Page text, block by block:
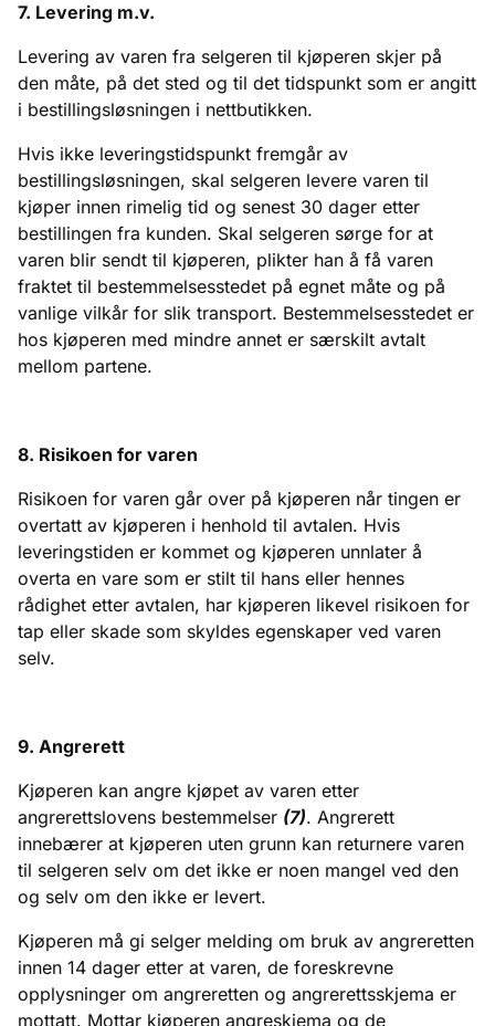
7. Levering m.v.
Levering av varen fra selgeren til kjøperen skjer på
den måte, på det sted og til det tidspunkt som er angitt
i bestillingsløsningen i nettbutikken.
Hvis ikke leveringstidspunkt fremgår av
bestillingsløsningen, skal selgeren levere varen til
kjøper innen rimelig tid og senest 30 dager etter
bestillingen fra kunden. Skal selgeren sørge for at
varen blir sendt til kjøperen, plikter han å få varen
fraktet til bestemmelsesstedet på egnet måte og på
vanlige vilkår for slik transport. Bestemmelsesstedet er
hos kjøperen med mindre annet er særskilt avtalt
mellom partene.
8. Risikoen for varen
Risikoen for varen går over på kjøperen når tingen er
overtatt av kjøperen i henhold til avtalen. Hvis
leveringstiden er kommet og kjøperen unnlater å
overta en vare som er stilt til hans eller hennes
rådighet etter avtalen, har kjøperen likevel risikoen for
tap eller skade som skyldes egenskaper ved varen
selv.
9. Angrerett
Kjøperen kan angre kjøpet av varen etter
angrerettslovens bestemmelser (7). Angrerett
innebærer at kjøperen uten grunn kan returnere varen
til selgeren selv om det ikke er noen mangel ved den
og selv om den ikke er levert.
Kjøperen må gi selger melding om bruk av angreretten
innen 14 dager etter at varen, de foreskrevne
opplysninger om angreretten og angrerettsskjema er
mottatt. Mottar kjøperen angreskjema og de